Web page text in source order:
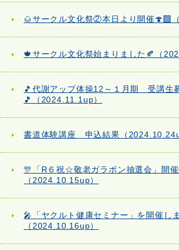
🌰サークル文化祭②本日より開催🍄‍🟫
🍁サークル文化祭始まりました🍂（
🎵代謝アップ体操12～１月期 受講生
🎵（2024.11.1up）
書道体験講座 申込結果（
🎊「R６祝☆敬老ガラポン抽選会」開催
（2024.10.15up）
🎤「ヤクルト健康セミナー」を開催し
（2024.10.16up）